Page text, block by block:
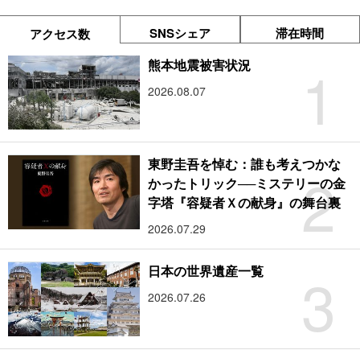
アクセス数 SNSシェア 滞在時間
1
熊本地震被害状況
2026.08.07
2
東野圭吾を悼む：誰も考えつかな
かったトリック──ミステリーの金
字塔『容疑者Ｘの献身』の舞台裏
2026.07.29
3
日本の世界遺産一覧
2026.07.26